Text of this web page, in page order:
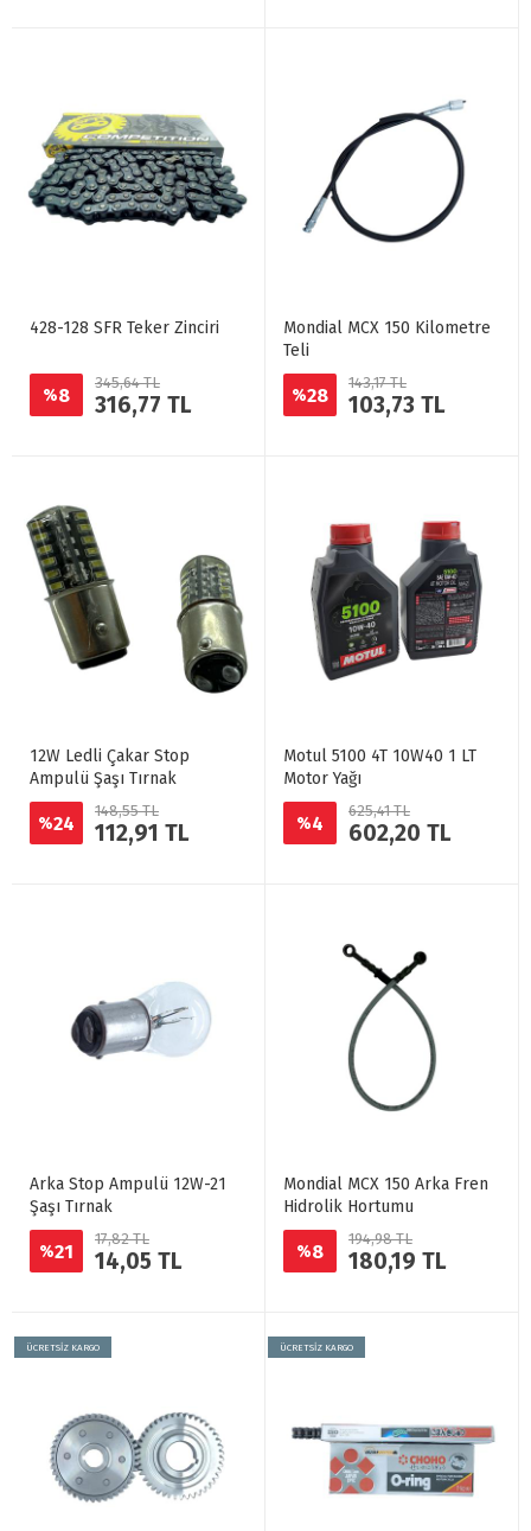
428-128 SFR Teker Zinciri
%8
345,64 TL
316,77 TL
Mondial MCX 150 Kilometre
Teli
%28
143,17 TL
103,73 TL
12W Ledli Çakar Stop
Ampulü Şaşı Tırnak
%24
148,55 TL
112,91 TL
Motul 5100 4T 10W40 1 LT
Motor Yağı
%4
625,41 TL
602,20 TL
Arka Stop Ampulü 12W-21
Şaşı Tırnak
%21
17,82 TL
14,05 TL
Mondial MCX 150 Arka Fren
Hidrolik Hortumu
%8
194,98 TL
180,19 TL
ÜCRETSİZ KARGO ÜCRETSİZ KARGO